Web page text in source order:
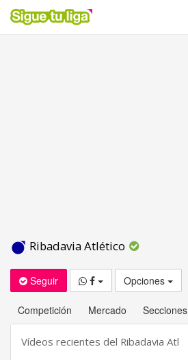
Ribadavia Atlético
Seguir Opciones
Competición Mercado Secciones
Vídeos recientes del Ribadavia Atl